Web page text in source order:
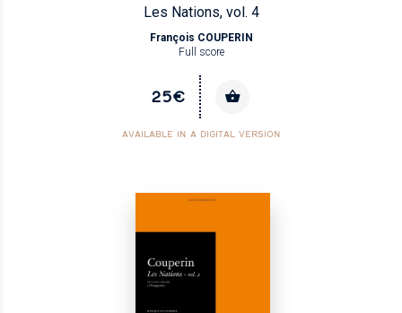
Les Nations, vol. 4
François COUPERIN
Full score
25€
AVAILABLE IN A DIGITAL VERSION